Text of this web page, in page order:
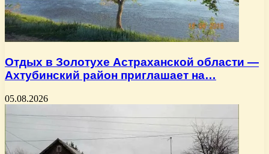
Отдых в Золотухе Астраханской области —
Ахтубинский район приглашает на…
05.08.2026